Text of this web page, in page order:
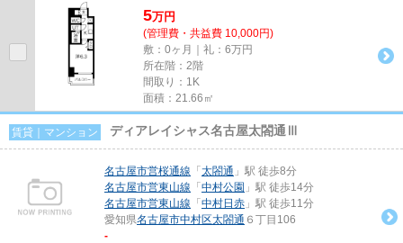
5万円
(管理費・共益費 10,000円)
敷：0ヶ月｜礼：6万円
所在階：2階
間取り：1K
面積：21.66㎡
賃貸｜マンション ディアレイシャス名古屋太閤通Ⅲ
名古屋市営桜通線 「 太閤通 」駅 徒歩8分
名古屋市営東山線 「 中村公園 」駅 徒歩14分
名古屋市営東山線 「 中村日赤 」駅 徒歩11分
愛知県名古屋市中村区太閤通 ６丁目106
-